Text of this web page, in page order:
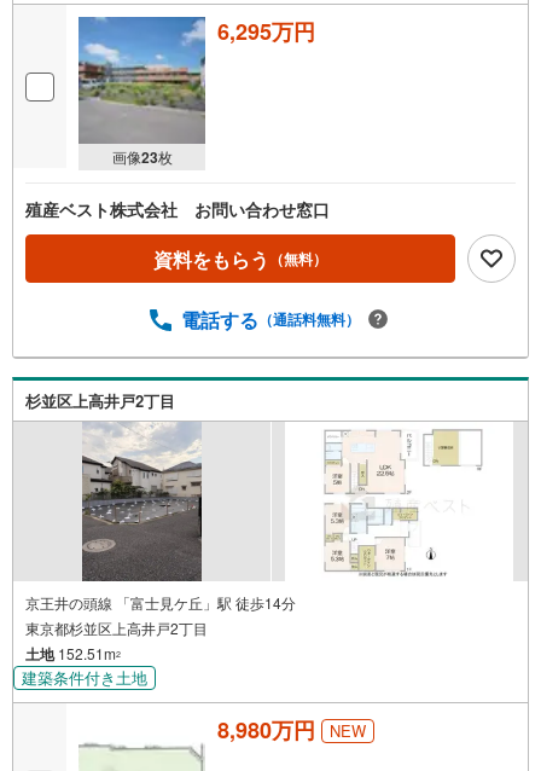
画像23枚
6,295万円
殖産ベスト株式会社 お問い合わせ窓口
資料をもらう （無料）
電話する （通話料無料）
杉並区上高井戸2丁目
京王井の頭線 「富士見ケ丘」駅 徒歩14分
東京都杉並区上高井戸2丁目
土地152.51m2
建築条件付き土地
8,980万円 NEW